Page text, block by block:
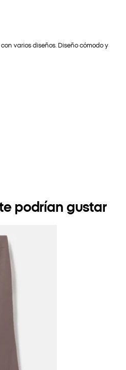
varios diseños. Diseño cómodo y
podrían gustar